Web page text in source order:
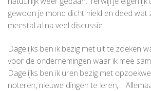
gewoon je mond dicht hield en deed wat
meestal al na veel discussie.
Dagelijks ben ik bezig met uit te zoeken
voor de ondernemingen waar ik mee
Dagelijks ben ik uren bezig met
noteren, nieuwe dingen te leren,…